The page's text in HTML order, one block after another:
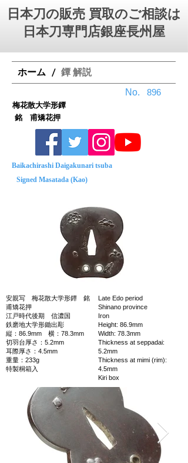
日本刀の販売 買取のご相談は
日本刀専門店銀座⻑州屋
ホーム / 鐔 解説
No.
銘 甫矯花押
Baikachirashi Daigakunari tsuba
Signed Masatada (Kao)
安親写 梅花散大学形鐔 銘
甫矯花押
江戸時代後期 信濃国
鉄磨地大学形鋤出彫
縦：86.9mm 横：78.3mm
切羽台厚さ：5.2mm
耳際厚さ：4.5mm
重量：233g
特製桐箱入
Late Edo period
Shinano province
Iron
Height: 86.9mm
Width: 78.3mm
Thickness at seppadai:
5.2mm
Thickness at mimi (rim):
4.5mm
Kiri box
梅花散大学形鐔
896